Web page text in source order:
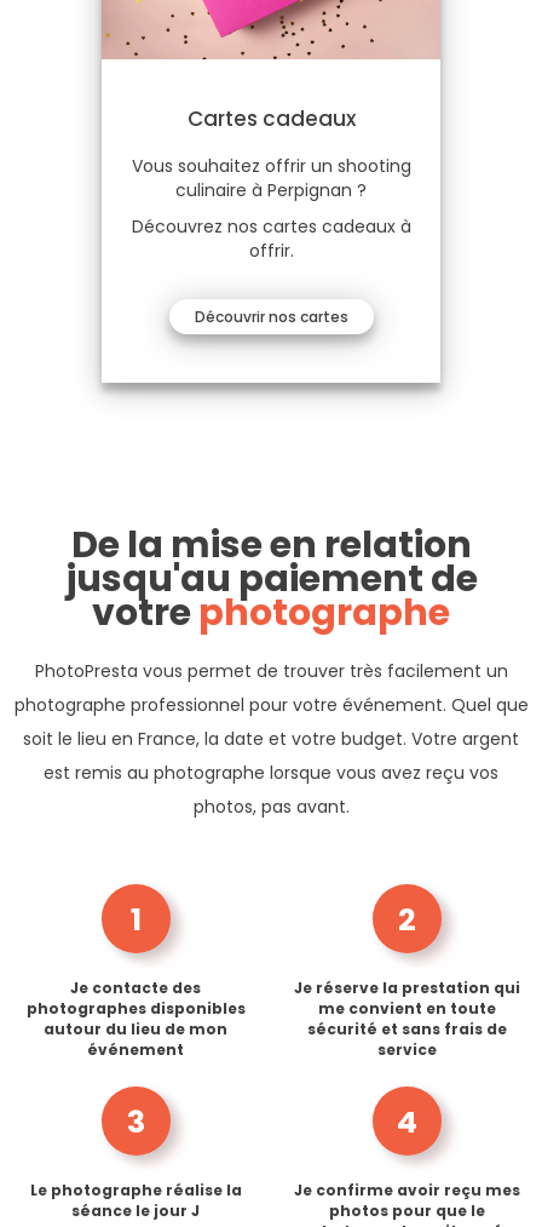
Cartes cadeaux
Vous souhaitez offrir un shooting
culinaire à Perpignan ?
Découvrez nos cartes cadeaux à
offrir.
Découvrir nos cartes
De la mise en relation
jusqu'au paiement de
votrephotographe
PhotoPresta vous permet de trouver très facilement un
photographe professionnel pour votre événement. Quel que
soit le lieu en France, la date et votre budget. Votre argent
est remis au photographe lorsque vous avez reçu vos
photos, pas avant.
1
Je contacte des
photographes disponibles
autour du lieu de mon
événement
2
Je réserve la prestation qui
me convient en toute
sécurité et sans frais de
service
3
Le photographe réalise la
séance le jour J
4
Je confirme avoir reçu mes
photos pour que le